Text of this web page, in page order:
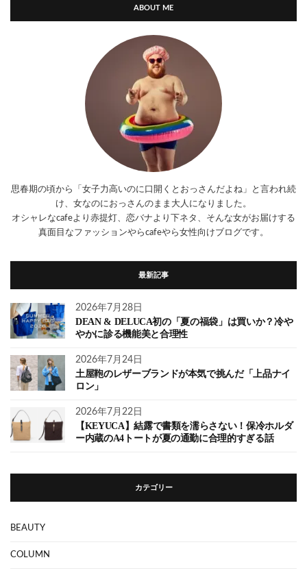
ABOUT ME
思春期の頃から「女子力高いのに口開くとおっさんだよね」と言われ続
け、女なのにおっさんのまま大人になりました。
オシャレなcafeより赤提灯、恋バナより下ネタ、そんな女がお届けする
真面目なファッションやらcafeやら女性向けブログです。
最新記事
2026年7月28日
DEAN & DELUCA初の「夏の福袋」は買いか？冷や
やかに診る機能美と合理性
2026年7月24日
土屋鞄のレザーブランドが本気で挑んだ「上品ナイ
ロン」
2026年7月22日
【KEYUCA】結露で書類を濡らさない！保冷ホルダ
ー内蔵のA4トートが夏の通勤に合理的すぎる話
カテゴリー
BEAUTY
COLUMN